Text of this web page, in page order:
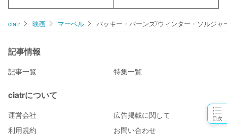
目次
ciatr 映画 マーベル バッキー・バーンズ/ウィンター・ソルジ
記事情報
記事一覧 特集一覧
ciatrについて
運営会社
広告掲載に関して
利用規約
お問い合わせ